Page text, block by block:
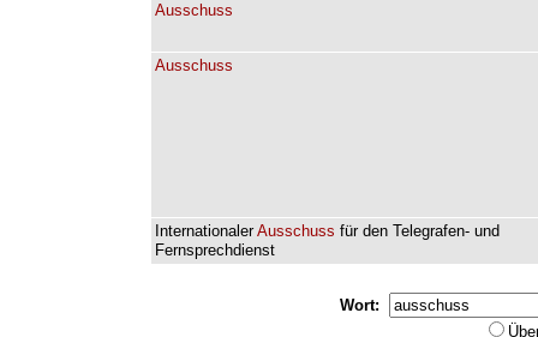
Ausschuss
Ausschuss
Internationaler Ausschuss für den Telegrafen- und
Fernsprechdienst
Wort: